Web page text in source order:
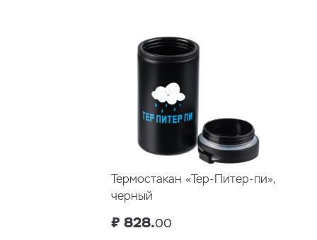
Термостакан «Тер-Питер-пи»,
черный
₽ 828.00